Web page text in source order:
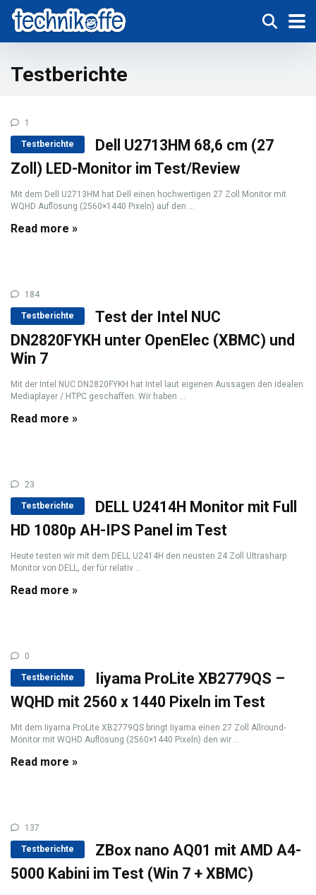
Testberichte
1
Testberichte
Dell U2713HM 68,6 cm (27
Zoll) LED-Monitor im Test/Review
Mit dem Dell U2713HM hat Dell einen hochwertigen 27 Zoll Monitor mit
WQHD Auflösung (2560×1440 Pixeln) auf den ...
Read more »
184
Testberichte
Test der Intel NUC
DN2820FYKH unter OpenElec (XBMC) und
Win 7
Mit der Intel NUC DN2820FYKH hat Intel laut eigenen Aussagen den idealen
Mediaplayer / HTPC geschaffen. Wir haben ...
Read more »
23
Testberichte
DELL U2414H Monitor mit Full
HD 1080p AH-IPS Panel im Test
Heute testen wir mit dem DELL U2414H den neusten 24 Zoll Ultrasharp
Monitor von DELL, der für relativ ...
Read more »
0
Testberichte
Iiyama ProLite XB2779QS –
WQHD mit 2560 x 1440 Pixeln im Test
Mit dem Iiyama ProLite XB2779QS bringt Iiyama einen 27 Zoll Allround-
Monitor mit WQHD Auflösung (2560×1440 Pixeln) den wir ...
Read more »
137
Testberichte
ZBox nano AQ01 mit AMD A4-
5000 Kabini im Test (Win 7 + XBMC)